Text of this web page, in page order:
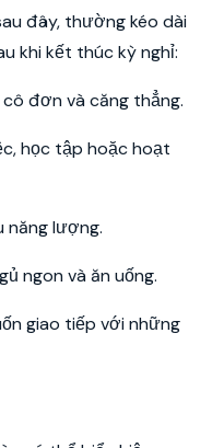
đây, thường kéo dài
khi kết thúc kỳ nghỉ:
cô đơn và căng thẳng.
học tập hoặc hoạt
năng lượng.
ngon và ăn uống.
giao tiếp với những